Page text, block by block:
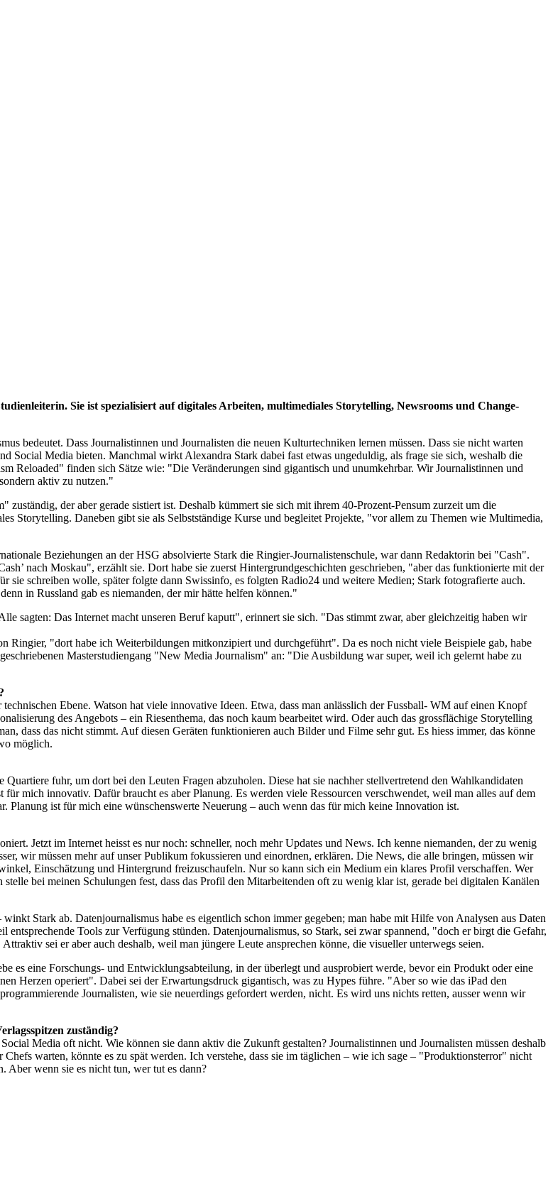
Sie ist spezialisiert auf digitales Arbeiten, multimediales Storytelling, Newsrooms und Change-
bedeutet. Dass Journalistinnen und Journalisten die neuen Kulturtechniken lernen müssen. Dass sie nicht warten
Social Media bieten. Manchmal wirkt Alexandra Stark dabei fast etwas ungeduldig, als frage sie sich, weshalb die
Reloaded" finden sich Sätze wie: "Die Veränderungen sind gigantisch und unumkehrbar. Wir Journalistinnen und
aktiv zu nutzen."
der aber gerade sistiert ist. Deshalb kümmert sie sich mit ihrem 40-Prozent-Pensum zurzeit um die
Storytelling. Daneben gibt sie als Selbstständige Kurse und begleitet Projekte, "vor allem zu Themen wie Multimedia,
Beziehungen an der HSG absolvierte Stark die Ringier-Journalistenschule, war dann Redaktorin bei "Cash".
nach Moskau", erzählt sie. Dort habe sie zuerst Hintergrundgeschichten geschrieben, "aber das funktionierte mit der
schreiben wolle, später folgte dann Swissinfo, es folgten Radio24 und weitere Medien; Stark fotografierte auch.
in Russland gab es niemanden, der mir hätte helfen können."
sagten: Das Internet macht unseren Beruf kaputt", erinnert sie sich. "Das stimmt zwar, aber gleichzeitig haben wir
Ringier, "dort habe ich Weiterbildungen mitkonzipiert und durchgeführt". Da es noch nicht viele Beispiele gab, habe
Masterstudiengang "New Media Journalism" an: "Die Ausbildung war super, weil ich gelernt habe zu
Ebene. Watson hat viele innovative Ideen. Etwa, dass man anlässlich der Fussball- WM auf einen Knopf
des Angebots – ein Riesenthema, das noch kaum bearbeitet wird. Oder auch das grossflächige Storytelling
dass das nicht stimmt. Auf diesen Geräten funktionieren auch Bilder und Filme sehr gut. Es hiess immer, das könne
möglich.
fuhr, um dort bei den Leuten Fragen abzuholen. Diese hat sie nachher stellvertretend den Wahlkandidaten
mich innovativ. Dafür braucht es aber Planung. Es werden viele Ressourcen verschwendet, weil man alles auf dem
ist für mich eine wünschenswerte Neuerung – auch wenn das für mich keine Innovation ist.
Jetzt im Internet heisst es nur noch: schneller, noch mehr Updates und News. Ich kenne niemanden, der zu wenig
wir müssen mehr auf unser Publikum fokussieren und einordnen, erklären. Die News, die alle bringen, müssen wir
Einschätzung und Hintergrund freizuschaufeln. Nur so kann sich ein Medium ein klares Profil verschaffen. Wer
bei meinen Schulungen fest, dass das Profil den Mitarbeitenden oft zu wenig klar ist, gerade bei digitalen Kanälen
Stark ab. Datenjournalismus habe es eigentlich schon immer gegeben; man habe mit Hilfe von Analysen aus Daten
Tools zur Verfügung stünden. Datenjournalismus, so Stark, sei zwar spannend, "doch er birgt die Gefahr,
sei er aber auch deshalb, weil man jüngere Leute ansprechen könne, die visueller unterwegs seien.
es eine Forschungs- und Entwicklungsabteilung, in der überlegt und ausprobiert werde, bevor ein Produkt oder eine
Herzen operiert". Dabei sei der Erwartungsdruck gigantisch, was zu Hypes führe. "Aber so wie das iPad den
Journalisten, wie sie neuerdings gefordert werden, nicht. Es wird uns nichts retten, ausser wenn wir
zuständig?
Media oft nicht. Wie können sie dann aktiv die Zukunft gestalten? Journalistinnen und Journalisten müssen deshalb
warten, könnte es zu spät werden. Ich verstehe, dass sie im täglichen – wie ich sage – "Produktionsterror" nicht
Aber wenn sie es nicht tun, wer tut es dann?